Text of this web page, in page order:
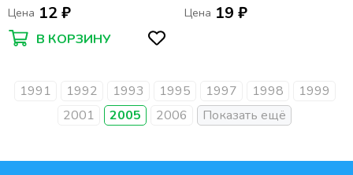
Цена 12 ₽
В КОРЗИНУ
Цена 19 ₽
1991 1992 1993 1995 1997 1998
1999
2001
2005 2006